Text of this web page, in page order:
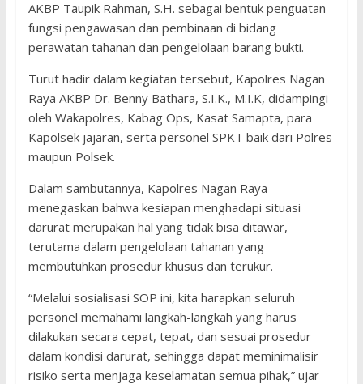
AKBP Taupik Rahman, S.H. sebagai bentuk penguatan
fungsi pengawasan dan pembinaan di bidang
perawatan tahanan dan pengelolaan barang bukti.
Turut hadir dalam kegiatan tersebut, Kapolres Nagan
Raya AKBP Dr. Benny Bathara, S.I.K., M.I.K, didampingi
oleh Wakapolres, Kabag Ops, Kasat Samapta, para
Kapolsek jajaran, serta personel SPKT baik dari Polres
maupun Polsek.
Dalam sambutannya, Kapolres Nagan Raya
menegaskan bahwa kesiapan menghadapi situasi
darurat merupakan hal yang tidak bisa ditawar,
terutama dalam pengelolaan tahanan yang
membutuhkan prosedur khusus dan terukur.
“Melalui sosialisasi SOP ini, kita harapkan seluruh
personel memahami langkah-langkah yang harus
dilakukan secara cepat, tepat, dan sesuai prosedur
dalam kondisi darurat, sehingga dapat meminimalisir
risiko serta menjaga keselamatan semua pihak,” ujar